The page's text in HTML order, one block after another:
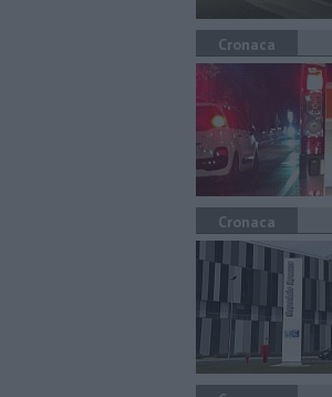
Cronaca
Cronaca